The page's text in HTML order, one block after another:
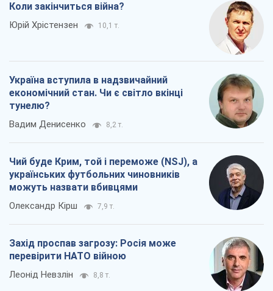
Коли закінчиться війна?
Юрій Хрістензен 10,1 т.
Україна вступила в надзвичайний
економічний стан. Чи є світло вкінці
тунелю?
Вадим Денисенко 8,2 т.
Чий буде Крим, той і переможе (NSJ), а
українських футбольних чиновників
можуть назвати вбивцями
Олександр Кірш 7,9 т.
Захід проспав загрозу: Росія може
перевірити НАТО війною
Леонід Невзлін 8,8 т.